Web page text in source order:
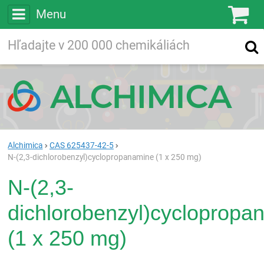
Menu
Vyhľadávanie
Alchimica
CAS 625437-42-5
N-(2,3-dichlorobenzyl)cyclopropanamine (1 x 250 mg)
N-(2,3-
(1 x 250 mg)